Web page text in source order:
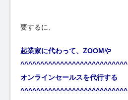
要するに、
起業家に代わって、ZOOMや
^^^^^^^^^^^^^^^^^^^^^^^^^^^
オンラインセールスを代行する
^^^^^^^^^^^^^^^^^^^^^^^^^^^